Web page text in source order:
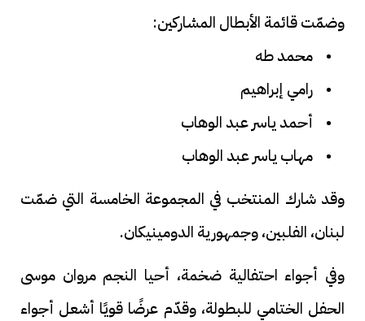
وضمّت قائمة الأبطال المشاركين:
• محمد طه
• رامي إبراهيم
• أحمد ياسر عبد الوهاب
• مهاب ياسر عبد الوهاب
وقد شارك المنتخب في المجموعة الخامسة التي ضمّت
لبنان، الفلبين، وجمهورية الدومينيكان.
وفي أجواء احتفالية ضخمة، أحيا النجم مروان موسى
الحفل الختامي للبطولة، وقدّم عرضًا قويًا أشعل أجواء